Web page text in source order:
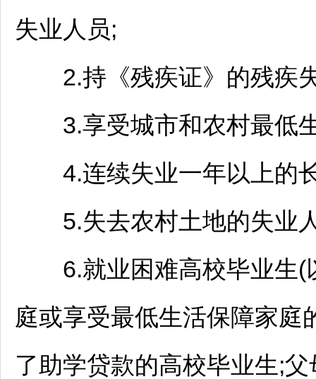
失业人员;
2.持《残疾证》的残疾
3.享受城市和农村最低
4.连续失业一年以上的
5.失去农村土地的失业
6.就业困难高校毕业生(
庭或享受最低生活保障家庭
了助学贷款的高校毕业生;